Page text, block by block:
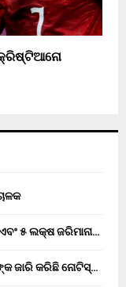
₹୫ ଲକ୍ଷ ଜରିମାନା…
ଜାରି କରିଛି ନୋଟିସ୍…